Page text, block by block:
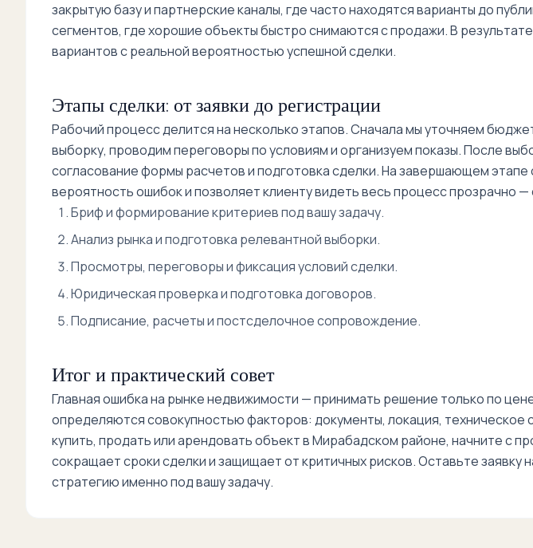
закрытую базу и партнерские каналы, где часто находятся варианты до
сегментов, где хорошие объекты быстро снимаются с продажи. В
вариантов с реальной вероятностью успешной сделки.
Этапы сделки: от заявки до регистрации
Рабочий процесс делится на несколько этапов. Сначала мы уточняем
выборку, проводим переговоры по условиям и организуем показы. После
согласование формы расчетов и подготовка сделки. На завершающем
вероятность ошибок и позволяет клиенту видеть весь процесс прозрачно
Бриф и формирование критериев под вашу задачу.
Анализ рынка и подготовка релевантной выборки.
Просмотры, переговоры и фиксация условий сделки.
Юридическая проверка и подготовка договоров.
Подписание, расчеты и постсделочное сопровождение.
Итог и практический совет
Главная ошибка на рынке недвижимости — принимать решение только по
определяются совокупностью факторов: документы, локация, техническое
купить, продать или арендовать объект в Мирабадском районе, начните с
сокращает сроки сделки и защищает от критичных рисков. Оставьте
стратегию именно под вашу задачу.